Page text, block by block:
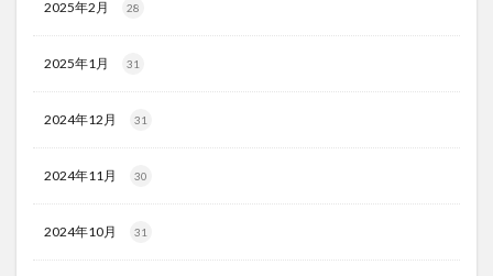
2025年2月 28
2025年1月 31
2024年12月 31
2024年11月 30
2024年10月 31